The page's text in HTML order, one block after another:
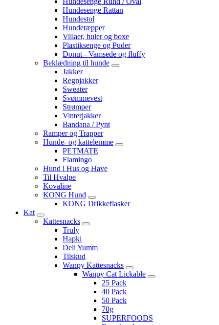
Hundesenge Rattan
Hundestol
Hundetæpper
Villaer, huler og boxe
Plastiksenge og Puder
Donut - Vamsede og fluffy
Beklædning til hunde
Jakker
Regnjakker
Sweater
Svømmevest
Strømper
Vinterjakker
Bandana / Pynt
Ramper og Trapper
Hunde- og kattelemme
PETMATE
Flamingo
Hund i Hus og Have
Til Hvalpe
Kovaline
KONG Hund
KONG Drikkeflasker
Kat
Kattesnacks
Truly
Hapki
Deli Yumm
Tilskud
Wanpy Kattesnacks
Wanpy Cat Lickable
25 Pack
40 Pack
50 Pack
70g
SUPERFOODS